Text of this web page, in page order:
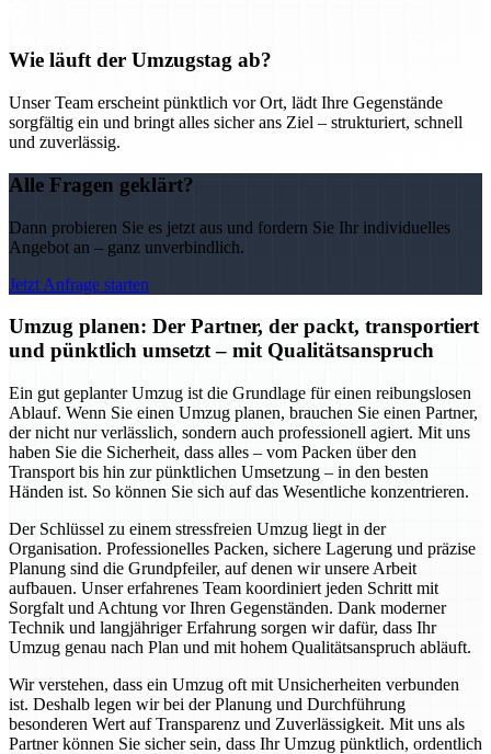
Wie läuft der Umzugstag ab?
Unser Team erscheint pünktlich vor Ort, lädt Ihre Gegenstände
sorgfältig ein und bringt alles sicher ans Ziel – strukturiert, schnell
und zuverlässig.
Alle Fragen geklärt?
Dann probieren Sie es jetzt aus und fordern Sie Ihr individuelles
Angebot an – ganz unverbindlich.
Jetzt Anfrage starten
Umzug planen: Der Partner, der packt, transportiert
und pünktlich umsetzt – mit Qualitätsanspruch
Ein gut geplanter Umzug ist die Grundlage für einen reibungslosen
Ablauf. Wenn Sie einen Umzug planen, brauchen Sie einen Partner,
der nicht nur verlässlich, sondern auch professionell agiert. Mit uns
haben Sie die Sicherheit, dass alles – vom Packen über den
Transport bis hin zur pünktlichen Umsetzung – in den besten
Händen ist. So können Sie sich auf das Wesentliche konzentrieren.
Der Schlüssel zu einem stressfreien Umzug liegt in der
Organisation. Professionelles Packen, sichere Lagerung und präzise
Planung sind die Grundpfeiler, auf denen wir unsere Arbeit
aufbauen. Unser erfahrenes Team koordiniert jeden Schritt mit
Sorgfalt und Achtung vor Ihren Gegenständen. Dank moderner
Technik und langjähriger Erfahrung sorgen wir dafür, dass Ihr
Umzug genau nach Plan und mit hohem Qualitätsanspruch abläuft.
Wir verstehen, dass ein Umzug oft mit Unsicherheiten verbunden
ist. Deshalb legen wir bei der Planung und Durchführung
besonderen Wert auf Transparenz und Zuverlässigkeit. Mit uns als
Partner können Sie sicher sein, dass Ihr Umzug pünktlich, ordentlich